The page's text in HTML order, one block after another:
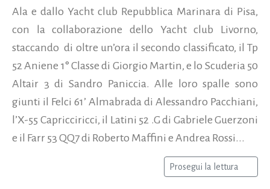
Ala e dallo Yacht club Repubblica Marinara di Pisa,
con la collaborazione dello Yacht club Livorno,
staccando di oltre un’ora il secondo classificato, il Tp
52 Aniene 1° Classe di Giorgio Martin, e lo Scuderia 50
Altair 3 di Sandro Paniccia. Alle loro spalle sono
giunti il Felci 61’ Almabrada di Alessandro Pacchiani,
l’X-55 Capricciricci, il Latini 52 .G di Gabriele Guerzoni
e il Farr 53 QQ7 di Roberto Maffini e Andrea Rossi...
Prosegui la lettura